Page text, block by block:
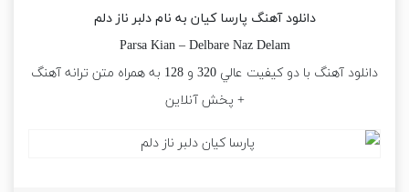
دانلود آهنگ پارسا کیان به نام دلبر ناز دلم
Parsa Kian – Delbare Naz Delam
دانلود آهنگ با دو کيفيت عالي 320 و 128 به همراه متن ترانه آهنگ
+ پخش آنلاين